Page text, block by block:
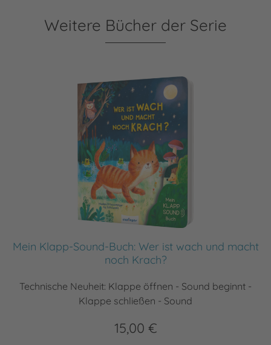
Weitere Bücher der Serie
Mein Klapp-Sound-Buch: Wer ist wach und macht
noch Krach?
Technische Neuheit: Klappe öffnen - Sound beginnt -
Klappe schließen - Sound
15,00 €